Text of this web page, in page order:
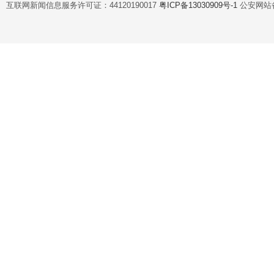
互联网新闻信息服务许可证：44120190017 粤ICP备13030909号-1 公安网站